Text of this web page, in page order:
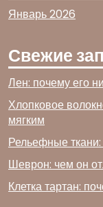
Январь 2026
Свежие
Лен: почему его
Хлопковое
мягким
Рельефные
Шеврон: чем он
Клетка тартан: